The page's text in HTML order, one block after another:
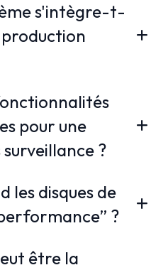
s'intègre-t-
pour une
?
les disques de
?
être la